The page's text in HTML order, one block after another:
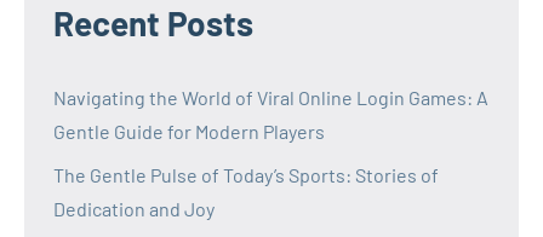
Recent Posts
Navigating the World of Viral Online Login Games: A
Gentle Guide for Modern Players
The Gentle Pulse of Today’s Sports: Stories of
Dedication and Joy